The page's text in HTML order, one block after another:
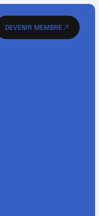
DEVENIR MEMBRE